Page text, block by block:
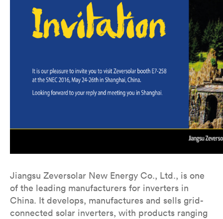
Jiangsu Zeversolar New Energy Co., Ltd., is one
of the leading manufacturers for inverters in
China. It develops, manufactures and sells grid-
connected solar inverters, with products ranging